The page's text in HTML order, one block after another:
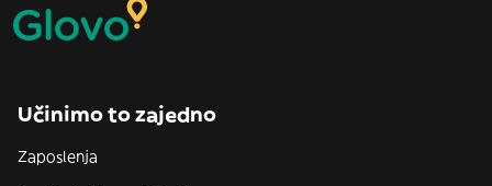
Učinimo to zajedno
Zaposlenja